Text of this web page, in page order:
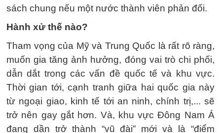
sách chung nếu một nước thành viên phản đối.
Hành xử thế nào?
Tham vọng của Mỹ và Trung Quốc là rất rõ ràng,
muốn gia tăng ảnh hưởng, đóng vai trò chi phối,
dẫn dắt trong các vấn đề quốc tế và khu vực.
Thời gian tới, cạnh tranh giữa hai quốc gia này
từ ngoại giao, kinh tế tới an ninh, chính trị,... sẽ
trở nên gay gắt hơn. Và, khu vực Đông Nam Á
đang dần trở thành “vũ đài” mới và là “điểm